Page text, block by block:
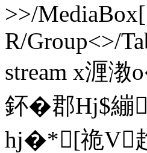
>>/
R/Group<>/
stream x湹
鈈�郡Hj$繃
hj�*[祪V